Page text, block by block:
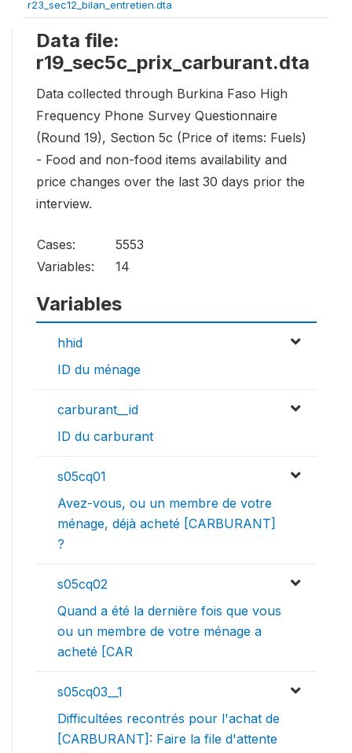
r23_sec12_bilan_entretien.dta
Data file:
r19_sec5c_prix_carburant.dta
Data collected through Burkina Faso High
Frequency Phone Survey Questionnaire
(Round 19), Section 5c (Price of items: Fuels)
- Food and non-food items availability and
price changes over the last 30 days prior the
interview.
Cases:
5553
Variables:
14
Variables
hhid
ID du ménage
carburant__id
ID du carburant
s05cq01
Avez-vous, ou un membre de votre
ménage, déjà acheté [CARBURANT]
?
s05cq02
Quand a été la dernière fois que vous
ou un membre de votre ménage a
acheté [CAR
s05cq03__1
Difficultées recontrés pour l'achat de
[CARBURANT]: Faire la file d'attente